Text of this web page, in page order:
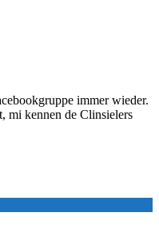
immer wieder.
mi kennen de Clinsielers